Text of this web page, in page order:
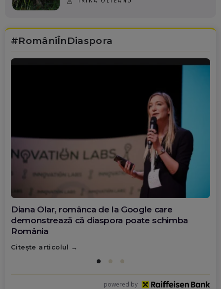
#RomâniÎnDiaspora
Diana Olar, românca de la Google care
demonstrează că diaspora poate schimba
România
Citește articolul
powered by